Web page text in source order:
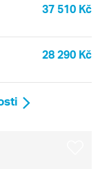
37 510 Kč
28 290 Kč